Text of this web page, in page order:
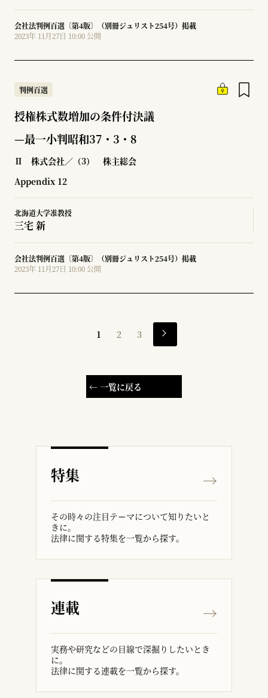
会社法判例百選〔第4版〕（別冊ジュリスト254号）掲載
2023年 11月27日 10:00 公開
判例百選
授権株式数増加の条件付決議
—最一小判昭和37・3・8
Ⅱ 株式会社／（3） 株主総会
Appendix 12
北海道大学准教授
三宅 新
会社法判例百選〔第4版〕（別冊ジュリスト254号）掲載
2023年 11月27日 10:00 公開
1 2 3
← 一覧に戻る
特集
その時々の注目テーマについて知りたいと
きに。
法律に関する特集を一覧から探す。
連載
実務や研究などの目線で深掘りしたいとき
に。
法律に関する連載を一覧から探す。